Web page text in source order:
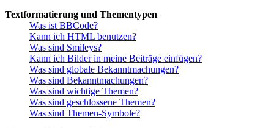
Textformatierung und Thementypen
Was ist BBCode?
Kann ich HTML benutzen?
Was sind Smileys?
Kann ich Bilder in meine Beiträge einfügen?
Was sind globale Bekanntmachungen?
Was sind Bekanntmachungen?
Was sind wichtige Themen?
Was sind geschlossene Themen?
Was sind Themen-Symbole?